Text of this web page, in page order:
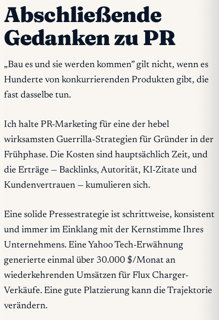
Abschließende
Gedanken zu PR
„Bau es und sie werden kommen” gilt nicht, wenn es
Hunderte von konkurrierenden Produkten gibt, die
fast dasselbe tun.
Ich halte PR-Marketing für eine der hebel
wirksamsten Guerrilla-Strategien für Gründer in der
Frühphase. Die Kosten sind hauptsächlich Zeit, und
die Erträge — Backlinks, Autorität, KI-Zitate und
Kundenvertrauen — kumulieren sich.
Eine solide Pressestrategie ist schrittweise, konsistent
und immer im Einklang mit der Kernstimme Ihres
Unternehmens. Eine Yahoo Tech-Erwähnung
generierte einmal über 30.000 $/Monat an
wiederkehrenden Umsätzen für Flux Charger-
Verkäufe. Eine gute Platzierung kann die Trajektorie
verändern.